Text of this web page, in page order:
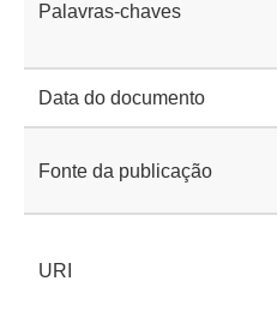
Palavras-chaves
Data do documento
Fonte da publicação
URI